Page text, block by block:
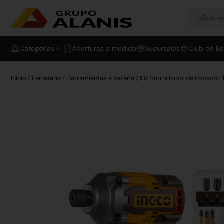
Categorías Aberturas a medida Sucursales Club de
Inicio / Ferretería / Herramientas a batería / Kit Atornillador de Impacto